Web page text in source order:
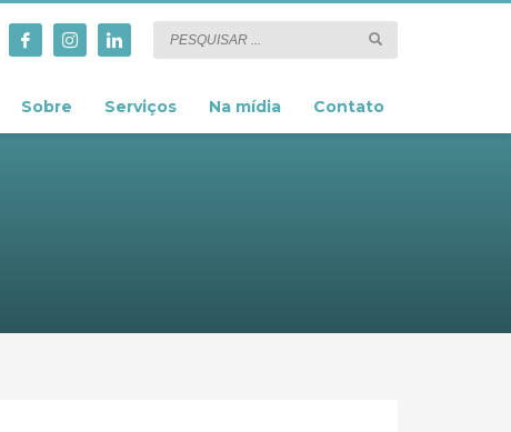
Sobre Serviços Na mídia Contato